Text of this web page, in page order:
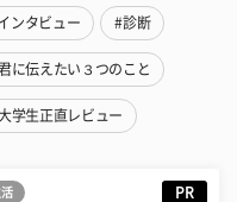
ンタビュー #診断
に伝えたい３つのこと
学生正直レビュー
PR